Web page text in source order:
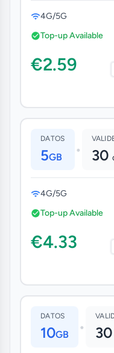
4G/5G
Top-up Available
€2.59
DATOS
5GB • 30
4G/5G
Top-up Available
€4.33
DATOS
10GB • 30